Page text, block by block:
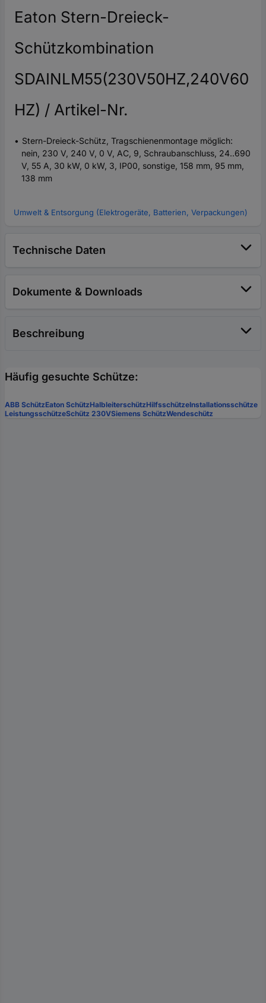
Eaton Stern-Dreieck-
Schützkombination
SDAINLM55(230V50HZ,240V60
HZ) / Artikel-Nr.
Stern-Dreieck-Schütz, Tragschienenmontage möglich:
nein, 230 V, 240 V, 0 V, AC, 9, Schraubanschluss, 24..690
V, 55 A, 30 kW, 0 kW, 3, IP00, sonstige, 158 mm, 95 mm,
138 mm
Umwelt & Entsorgung (Elektrogeräte, Batterien, Verpackungen)
Technische Daten
Dokumente & Downloads
Beschreibung
Häufig gesuchte Schütze:
ABB SchützEaton SchützHalbleiterschützHilfsschützeInstallationsschütze
LeistungsschützeSchütz 230VSiemens SchützWendeschütz